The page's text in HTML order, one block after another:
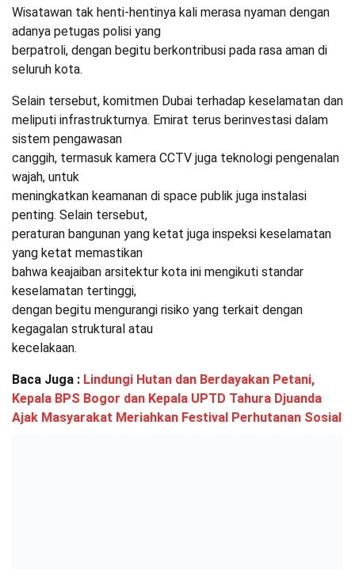
Wisatawan tak henti-hentinya kali merasa nyaman dengan
adanya petugas polisi yang
berpatroli, dengan begitu berkontribusi pada rasa aman di
seluruh kota.
Selain tersebut, komitmen Dubai terhadap keselamatan dan
meliputi infrastrukturnya. Emirat terus berinvestasi dalam
sistem pengawasan
canggih, termasuk kamera CCTV juga teknologi pengenalan
wajah, untuk
meningkatkan keamanan di space publik juga instalasi
penting. Selain tersebut,
peraturan bangunan yang ketat juga inspeksi keselamatan
yang ketat memastikan
bahwa keajaiban arsitektur kota ini mengikuti standar
keselamatan tertinggi,
dengan begitu mengurangi risiko yang terkait dengan
kegagalan struktural atau
kecelakaan.
Baca Juga : Lindungi Hutan dan Berdayakan Petani,
Kepala BPS Bogor dan Kepala UPTD Tahura Djuanda
Ajak Masyarakat Meriahkan Festival Perhutanan Sosial